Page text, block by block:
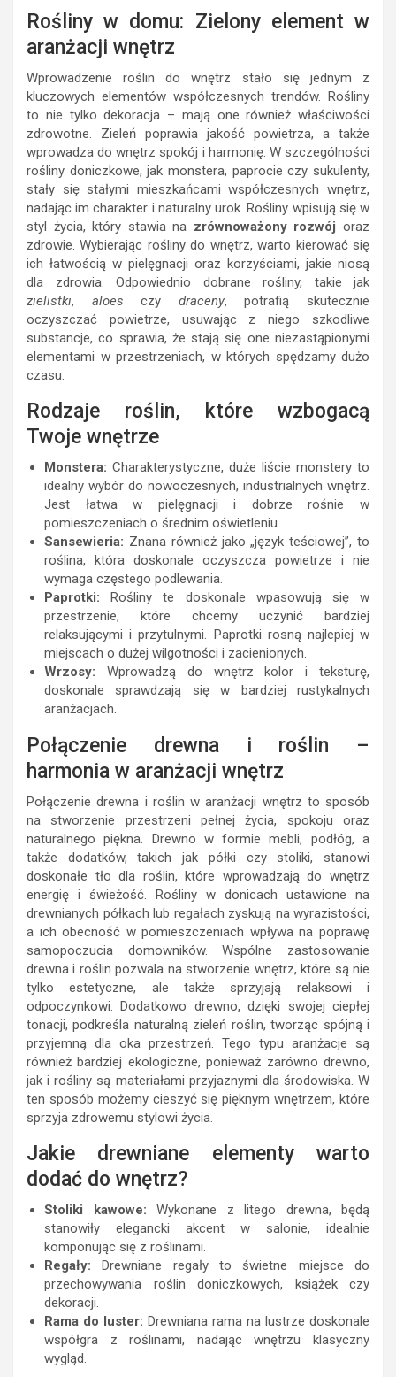
Rośliny w domu: Zielony element w
aranżacji wnętrz
Wprowadzenie roślin do wnętrz stało się jednym z
kluczowych elementów współczesnych trendów. Rośliny
to nie tylko dekoracja – mają one również właściwości
zdrowotne. Zieleń poprawia jakość powietrza, a także
wprowadza do wnętrz spokój i harmonię. W szczególności
rośliny doniczkowe, jak monstera, paprocie czy sukulenty,
stały się stałymi mieszkańcami współczesnych wnętrz,
nadając im charakter i naturalny urok. Rośliny wpisują się w
styl życia, który stawia na zrównoważony rozwój oraz
zdrowie. Wybierając rośliny do wnętrz, warto kierować się
ich łatwością w pielęgnacji oraz korzyściami, jakie niosą
dla zdrowia. Odpowiednio dobrane rośliny, takie jak
zielistki, aloes czy draceny, potrafią skutecznie
oczyszczać powietrze, usuwając z niego szkodliwe
substancje, co sprawia, że stają się one niezastąpionymi
elementami w przestrzeniach, w których spędzamy dużo
czasu.
Rodzaje roślin, które wzbogacą
Twoje wnętrze
Monstera: Charakterystyczne, duże liście monstery to
idealny wybór do nowoczesnych, industrialnych wnętrz.
Jest łatwa w pielęgnacji i dobrze rośnie w
pomieszczeniach o średnim oświetleniu.
Sansewieria: Znana również jako „język teściowej”, to
roślina, która doskonale oczyszcza powietrze i nie
wymaga częstego podlewania.
Paprotki: Rośliny te doskonale wpasowują się w
przestrzenie, które chcemy uczynić bardziej
relaksującymi i przytulnymi. Paprotki rosną najlepiej w
miejscach o dużej wilgotności i zacienionych.
Wrzosy: Wprowadzą do wnętrz kolor i teksturę,
doskonale sprawdzają się w bardziej rustykalnych
aranżacjach.
Połączenie drewna i roślin –
harmonia w aranżacji wnętrz
Połączenie drewna i roślin w aranżacji wnętrz to sposób
na stworzenie przestrzeni pełnej życia, spokoju oraz
naturalnego piękna. Drewno w formie mebli, podłóg, a
także dodatków, takich jak półki czy stoliki, stanowi
doskonałe tło dla roślin, które wprowadzają do wnętrz
energię i świeżość. Rośliny w donicach ustawione na
drewnianych półkach lub regałach zyskują na wyrazistości,
a ich obecność w pomieszczeniach wpływa na poprawę
samopoczucia domowników. Wspólne zastosowanie
drewna i roślin pozwala na stworzenie wnętrz, które są nie
tylko estetyczne, ale także sprzyjają relaksowi i
odpoczynkowi. Dodatkowo drewno, dzięki swojej ciepłej
tonacji, podkreśla naturalną zieleń roślin, tworząc spójną i
przyjemną dla oka przestrzeń. Tego typu aranżacje są
również bardziej ekologiczne, ponieważ zarówno drewno,
jak i rośliny są materiałami przyjaznymi dla środowiska. W
ten sposób możemy cieszyć się pięknym wnętrzem, które
sprzyja zdrowemu stylowi życia.
Jakie drewniane elementy warto
dodać do wnętrz?
Stoliki kawowe: Wykonane z litego drewna, będą
stanowiły elegancki akcent w salonie, idealnie
komponując się z roślinami.
Regały: Drewniane regały to świetne miejsce do
przechowywania roślin doniczkowych, książek czy
dekoracji.
Rama do luster: Drewniana rama na lustrze doskonale
współgra z roślinami, nadając wnętrzu klasyczny
wygląd.